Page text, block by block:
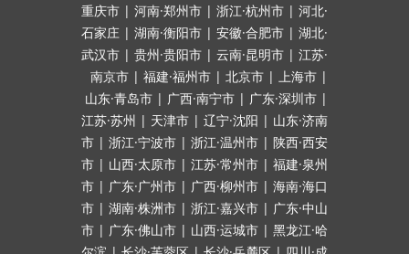
重庆市 | 河南·郑州市 | 浙江·杭州市 | 河北·
石家庄 | 湖南·衡阳市 | 安徽·合肥市 | 湖北·
武汉市 | 贵州·贵阳市 | 云南·昆明市 | 江苏·
南京市 | 福建·福州市 | 北京市 | 上海市 |
山东·青岛市 | 广西·南宁市 | 广东·深圳市 |
江苏·苏州 | 天津市 | 辽宁·沈阳 | 山东·济南
市 | 浙江·宁波市 | 浙江·温州市 | 陕西·西安
市 | 山西·太原市 | 江苏·常州市 | 福建·泉州
市 | 广东·广州市 | 广西·柳州市 | 海南·海口
市 | 湖南·株洲市 | 浙江·嘉兴市 | 广东·中山
市 | 广东·佛山市 | 山西·运城市 | 黑龙江·哈